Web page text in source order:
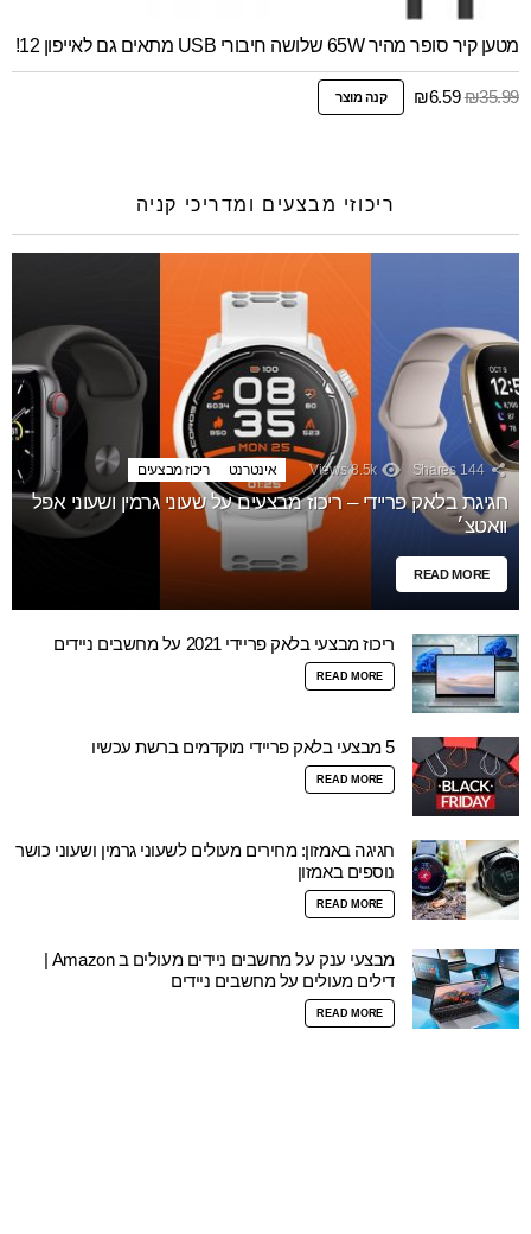
מטען קיר סופר מהיר 65W שלושה חיבורי USB מתאים גם לאייפון 12!
₪35.99
המחיר
₪6.59
המחיר
הנוכחי
קנה מוצר
ריכוזי מבצעים ומדריכי קניה
144
Shares
8.5k
Views אינטרנט ריכוז מבצעים
חגיגת בלאק פריידי – ריכוז מבצעים על שעוני גרמין ושעוני אפל
וואטצ׳
READ MORE
ריכוז מבצעי בלאק פריידי 2021 על מחשבים ניידים
READ MORE
5 מבצעי בלאק פריידי מוקדמים ברשת עכשיו
READ MORE
חגיגה באמזון: מחירים מעולים לשעוני גרמין ושעוני כושר
נוספים באמזון
READ MORE
מבצעי ענק על מחשבים ניידים מעולים ב Amazon |
דילים מעולים על מחשבים ניידים
READ MORE